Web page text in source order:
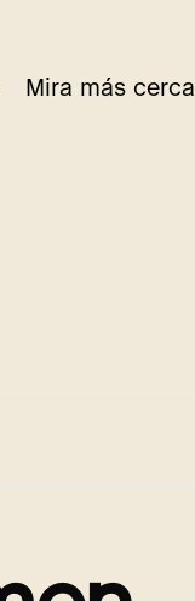
Mira más cerca